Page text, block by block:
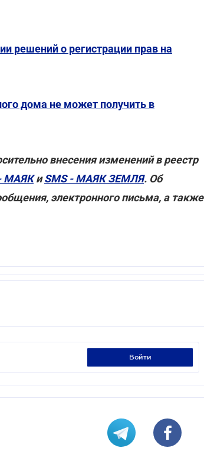
решений о регистрации прав на
дома не может получить в
внесения изменений в реестр
МАЯКиSMS - МАЯК ЗЕМЛЯ. Об
электронного письма, а также
войти